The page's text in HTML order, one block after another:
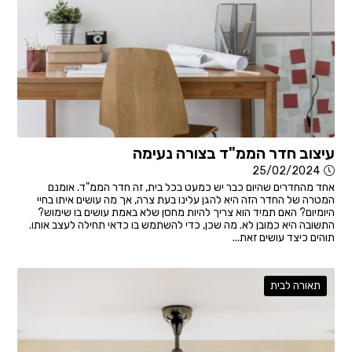
עיצוב חדר הממ"ד בצורה נעימה
25/02/2024
אחד מהחדרים שהיום כבר יש כמעט בכל בית, זה חדר הממ"ד. אומנם
המטרה של החדר הזה היא להגן עלינו בעת צרה, אך מה עושים איתו בחיי
היומיום? האם תמיד הוא צריך להיות מחסן שלא באמת עושים בו שימוש?
התשובה היא כמובן לא. מה שכן, כדי להשתמש בו כדאי תחילה לעצב אותו.
תוהים כיצד עושים זאת...
תאורה לבית